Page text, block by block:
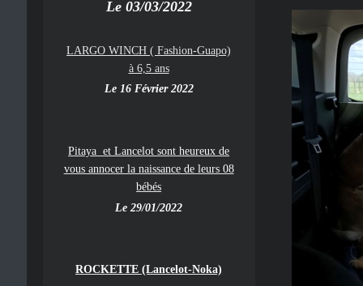
Le 03/03/2022
LARGO WINCH ( Fashion-Guapo)
à 6,5 ans
Le 16 Février 2022
Pitaya et Lancelot sont heureux de
vous annocer la naissance de leurs 08
bébés
Le 29/01/2022
ROCKETTE (Lancelot-Noka)